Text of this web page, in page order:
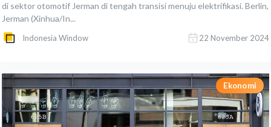
di sektor otomotif Jerman di tengah transisi menuju elektrifikasi. Berlin,
Jerman (Xinhua/In...
Indonesia Window 22 November 2024
Ekonomi